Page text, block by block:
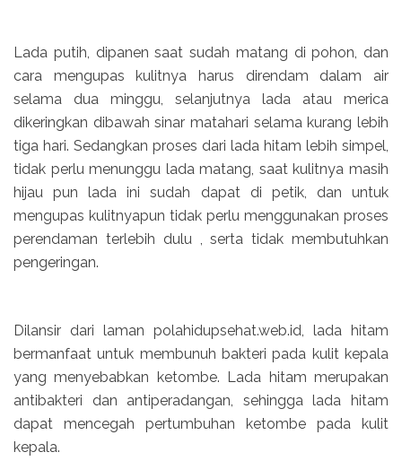
Lada putih, dipanen saat sudah matang di pohon, dan
cara mengupas kulitnya harus direndam dalam air
selama dua minggu, selanjutnya lada atau merica
dikeringkan dibawah sinar matahari selama kurang lebih
tiga hari. Sedangkan proses dari lada hitam lebih simpel,
tidak perlu menunggu lada matang, saat kulitnya masih
hijau pun lada ini sudah dapat di petik, dan untuk
mengupas kulitnyapun tidak perlu menggunakan proses
perendaman terlebih dulu , serta tidak membutuhkan
pengeringan.
Dilansir dari laman polahidupsehat.web.id, lada hitam
bermanfaat untuk membunuh bakteri pada kulit kepala
yang menyebabkan ketombe. Lada hitam merupakan
antibakteri dan antiperadangan, sehingga lada hitam
dapat mencegah pertumbuhan ketombe pada kulit
kepala.